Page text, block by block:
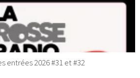
entrées 2026 #31 et #32